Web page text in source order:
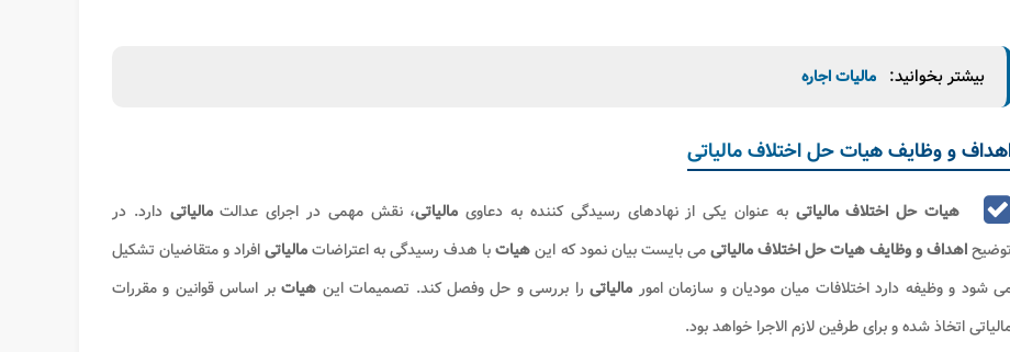
بیشتر بخوانید: مالیات اجاره
و وظایف هیات حل اختلاف مالیاتی
هیات حل اختلاف مالیاتیبه عنوان یکی از نهادهای رسیدگی کننده به دعاوی مالیاتی، نقش مهمی در اجرای عدالتمالیاتیدارد. در
توضیحاهداف و وظایف هیات حل اختلاف مالیاتیمی بایست بیان نمود که اینهیاتبا هدف رسیدگی به اعتراضاتمالیاتیافراد و متقاضیان تشکیل
شود و وظیفه دارد اختلافات میان مودیان و سازمان امور مالیاتی را بررسی و حل وفصل کند. تصمیمات این هیاتبر اساس قوانین و مقررات
اتخاذ شده و برای طرفین لازم الاجرا خواهد بود.